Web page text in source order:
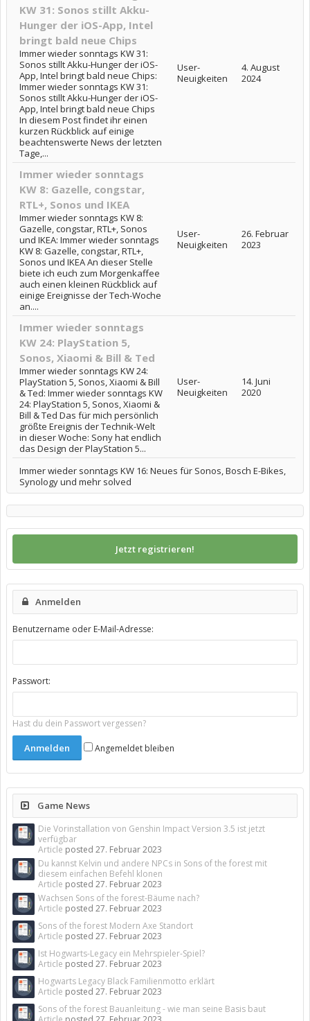
KW 31: Sonos stillt Akku-
Hunger der iOS-App, Intel
bringt bald neue Chips
Immer wieder sonntags KW 31:
Sonos stillt Akku-Hunger der iOS-
App, Intel bringt bald neue Chips:
Immer wieder sonntags KW 31:
Sonos stillt Akku-Hunger der iOS-
App, Intel bringt bald neue Chips
In diesem Post findet ihr einen
kurzen Rückblick auf einige
beachtenswerte News der letzten
Tage,...
User-
Neuigkeiten
4. August
2024
Immer wieder sonntags
KW 8: Gazelle, congstar,
RTL+, Sonos und IKEA
Immer wieder sonntags KW 8:
Gazelle, congstar, RTL+, Sonos
und IKEA: Immer wieder sonntags
KW 8: Gazelle, congstar, RTL+,
Sonos und IKEA An dieser Stelle
biete ich euch zum Morgenkaffee
auch einen kleinen Rückblick auf
einige Ereignisse der Tech-Woche
an....
User-
Neuigkeiten
26. Februar
2023
Immer wieder sonntags
KW 24: PlayStation 5,
Sonos, Xiaomi & Bill & Ted
Immer wieder sonntags KW 24:
PlayStation 5, Sonos, Xiaomi & Bill
& Ted: Immer wieder sonntags KW
24: PlayStation 5, Sonos, Xiaomi &
Bill & Ted Das für mich persönlich
größte Ereignis der Technik-Welt
in dieser Woche: Sony hat endlich
das Design der PlayStation 5...
User-
Neuigkeiten
14. Juni
2020
Immer wieder sonntags KW 16: Neues für Sonos, Bosch E-Bikes,
Synology und mehr solved
Jetzt registrieren!
Anmelden
Benutzername oder E-Mail-Adresse:
Passwort:
Hast du dein Passwort vergessen?
Angemeldet bleiben
Game News
Die Vorinstallation von Genshin Impact Version 3.5 ist jetzt
verfügbar
Article posted 27. Februar 2023
Du kannst Kelvin und andere NPCs in Sons of the forest mit
diesem einfachen Befehl klonen
Article posted 27. Februar 2023
Wachsen Sons of the forest-Bäume nach?
Article posted 27. Februar 2023
Sons of the forest Modern Axe Standort
Article posted 27. Februar 2023
Ist Hogwarts-Legacy ein Mehrspieler-Spiel?
Article posted 27. Februar 2023
Hogwarts Legacy Black Familienmotto erklärt
Article posted 27. Februar 2023
Sons of the forest Bauanleitung - wie man seine Basis baut